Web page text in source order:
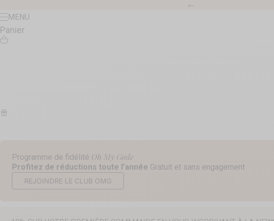
Précédent
Menu
MENU
Panier
Programme de fidélité Oh My Gode
Profitez de réductions toute l’année Gratuit et sans engagement
REJOINDRE LE CLUB OMG